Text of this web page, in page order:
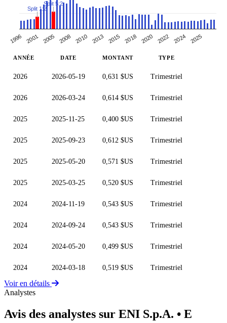
1996 2001 2005 2008 2010 2013 2015 2018 2020 2022 2024 2025
Split 1:2
Split 5:2
ANNÉE DATE MONTANT TYPE
2026 2026-05-19 0,631 $US Trimestriel
2026 2026-03-24 0,614 $US Trimestriel
2025 2025-11-25 0,400 $US Trimestriel
2025 2025-09-23 0,612 $US Trimestriel
2025 2025-05-20 0,571 $US Trimestriel
2025 2025-03-25 0,520 $US Trimestriel
2024 2024-11-19 0,543 $US Trimestriel
2024 2024-09-24 0,543 $US Trimestriel
2024 2024-05-20 0,499 $US Trimestriel
2024 2024-03-18 0,519 $US Trimestriel
Voir en détails
Analystes
Avis des analystes sur ENI S.p.A. • E